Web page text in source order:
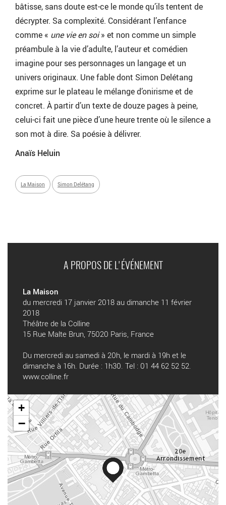
bâtisse, sans doute est-ce le monde qu’ils tentent de
décrypter. Sa complexité. Considérant l’enfance
comme « une vie en soi» et non comme un simple
préambule à la vie d’adulte, l’auteur et comédien
imagine pour ses personnages un langage et un
univers originaux. Une fable dont Simon Delétang
exprime sur le plateau le mélange d’onirisme et de
concret. À partir d’un texte de douze pages à peine,
celui-ci fait une pièce d’une heure trente où le silence a
son mot à dire. Sa poésie à délivrer.
Anaïs Heluin
La Maison Simon Delétang
A PROPOS DE L'ÉVÉNEMENT
La Maison
du mercredi 17 janvier 2018 au dimanche 11 février
2018
Théâtre de la Colline
15 Rue Malte Brun, 75020 Paris, France
Du mercredi au samedi à 20h, le mardi à 19h et le
dimanche à 16h. Durée : 1h30. Tel : 01 44 62 52 52.
www.colline.fr
+
−